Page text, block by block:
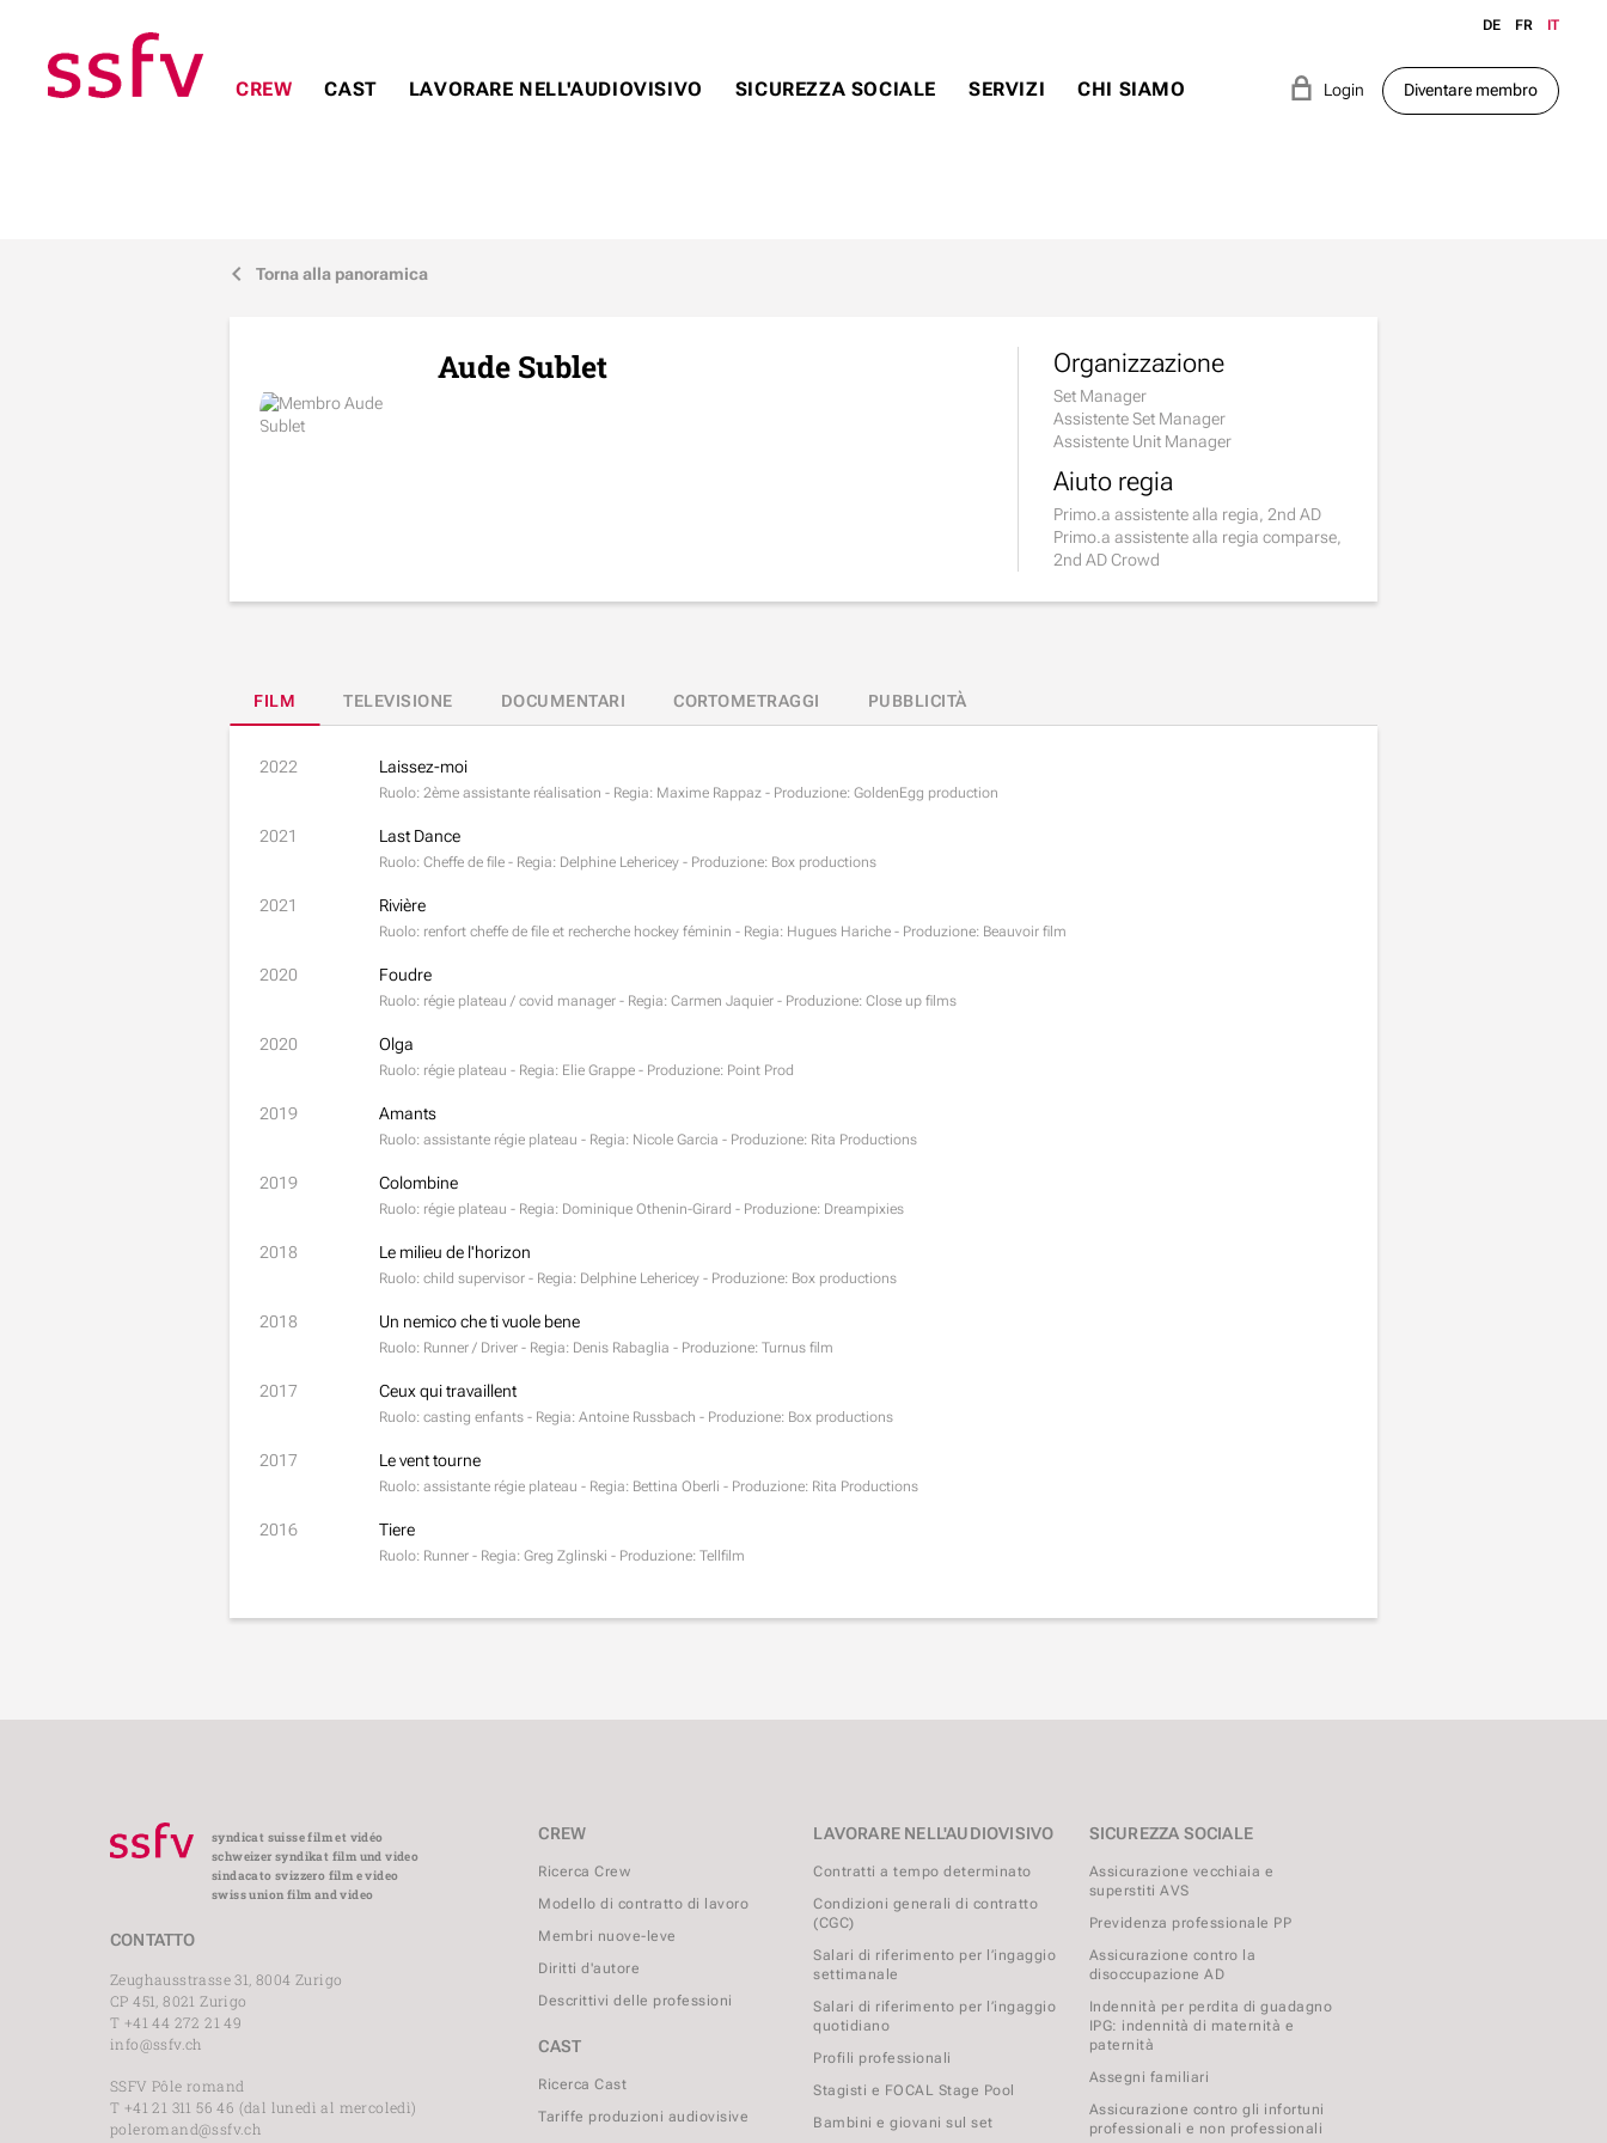
CREW CAST LAVORARE NELL'AUDIOVISIVO SICUREZZA SOCIALE SERVIZI CHI SIAMO
DE FR IT
e Login Diventare membro
j Torna alla panoramica
Aude Sublet Organizzazione
Set Manager
Assistente Set Manager
Assistente Unit Manager
Aiuto regia
Primo.a assistente alla regia, 2nd AD
Primo.a assistente alla regia comparse,
2nd AD Crowd
FILM TELEVISIONE DOCUMENTARI CORTOMETRAGGI PUBBLICITÀ
2022 Laissez-moi
Ruolo: 2ème assistante réalisation - Regia: Maxime Rappaz - Produzione: GoldenEgg production
2021 Last Dance
Ruolo: Cheffe de file - Regia: Delphine Lehericey - Produzione: Box productions
2021 Rivière
Ruolo: renfort cheffe de file et recherche hockey féminin - Regia: Hugues Hariche - Produzione: Beauvoir film
2020 Foudre
Ruolo: régie plateau / covid manager - Regia: Carmen Jaquier - Produzione: Close up films
2020 Olga
Ruolo: régie plateau - Regia: Elie Grappe - Produzione: Point Prod
2019 Amants
Ruolo: assistante régie plateau - Regia: Nicole Garcia - Produzione: Rita Productions
2019 Colombine
Ruolo: régie plateau - Regia: Dominique Othenin-Girard - Produzione: Dreampixies
2018 Le milieu de l'horizon
Ruolo: child supervisor - Regia: Delphine Lehericey - Produzione: Box productions
2018 Un nemico che ti vuole bene
Ruolo: Runner / Driver - Regia: Denis Rabaglia - Produzione: Turnus film
2017 Ceux qui travaillent
Ruolo: casting enfants - Regia: Antoine Russbach - Produzione: Box productions
2017 Le vent tourne
Ruolo: assistante régie plateau - Regia: Bettina Oberli - Produzione: Rita Productions
2016 Tiere
Ruolo: Runner - Regia: Greg Zglinski - Produzione: Tellfilm
syndicat suisse film et vidéo
schweizer syndikat film und video
sindacato svizzero film e video
swiss union film and video
CONTATTO
Zeughausstrasse 31, 8004 Zurigo
CP 451, 8021 Zurigo
T +41 44 272 21 49
info@ssfv.ch
SSFV Pôle romand
T +41 21 311 56 46 (dal lunedì al mercoledì)
poleromand@ssfv.ch
CREW
Ricerca Crew
Modello di contratto di lavoro
Membri nuove-leve
Diritti d'autore
Descrittivi delle professioni
CAST
Ricerca Cast
Tariffe produzioni audiovisive
LAVORARE NELL'AUDIOVISIVO
Contratti a tempo determinato
Condizioni generali di contratto
(CGC)
Salari di riferimento per l’ingaggio
settimanale
Salari di riferimento per l’ingaggio
quotidiano
Profili professionali
Stagisti e FOCAL Stage Pool
Bambini e giovani sul set
SICUREZZA SOCIALE
Assicurazione vecchiaia e
superstiti AVS
Previdenza professionale PP
Assicurazione contro la
disoccupazione AD
Indennità per perdita di guadagno
IPG: indennità di maternità e
paternità
Assegni familiari
Assicurazione contro gli infortuni
professionali e non professionali